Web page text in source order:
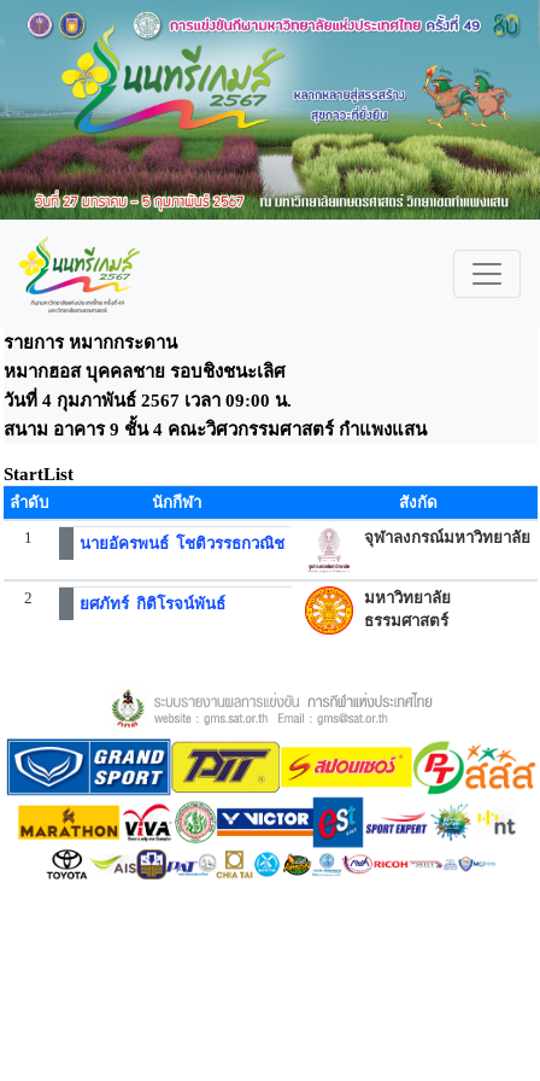
รายการ หมากกระดาน
หมากฮอส บุคคลชาย รอบชิงชนะเลิศ
วันที่ 4 กุมภาพันธ์ 2567 เวลา 09:00 น.
สนาม อาคาร 9 ชั้น 4 คณะวิศวกรรมศาสตร์ กำแพงแสน
StartList
ลำดับ นักกีฬา
สังกัด
1
นายอัครพนธ์ โชติวรรธกวณิช จุฬาลงกรณ์มหาวิทยาลัย
2 ยศภัทร์ กิติโรจน์พันธ์
มหาวิทยาลัย
ธรรมศาสตร์